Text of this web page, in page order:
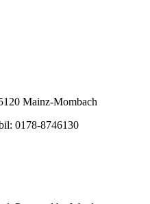
Mainz-Mombach
0178-8746130